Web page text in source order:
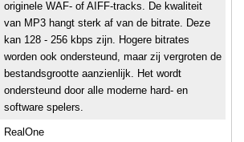
originele WAF- of AIFF-tracks. De kwaliteit
van MP3 hangt sterk af van de bitrate. Deze
kan 128 - 256 kbps zijn. Hogere bitrates
worden ook ondersteund, maar zij vergroten de
bestandsgrootte aanzienlijk. Het wordt
ondersteund door alle moderne hard- en
software spelers.
RealOne